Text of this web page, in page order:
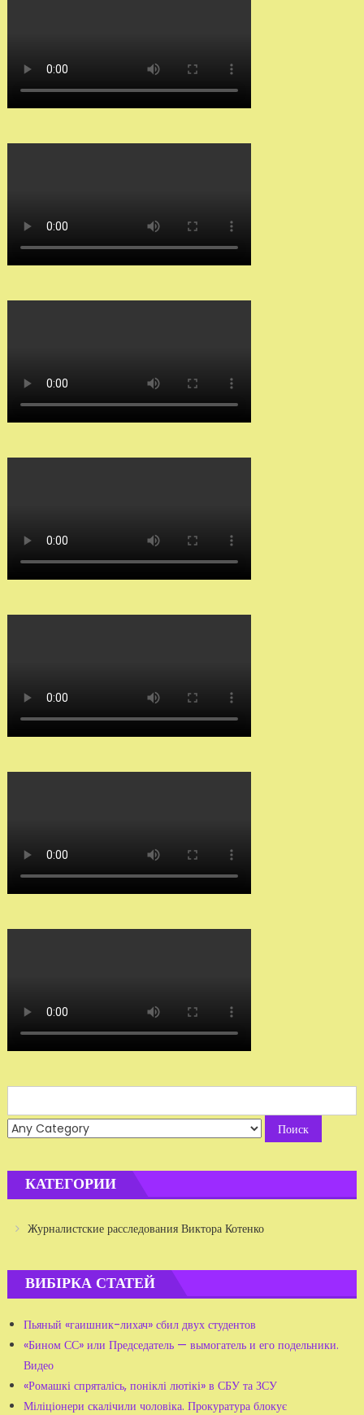
for:
КАТЕГОРИИ
Журналистские расследования Виктора Котенко
ВИБІРКА СТАТЕЙ
Пьяный «гаишник-лихач» сбил двух студентов
«Бином СС» или Председатель — вымогатель и его подельники.
Видео
«Ромашкі спряталісь, поніклі лютікі» в СБУ та ЗСУ
Міліціонери скалічили чоловіка. Прокуратура блокує